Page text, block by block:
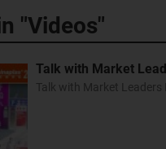
"Videos"
Talk with Market
Talk with Market Leaders